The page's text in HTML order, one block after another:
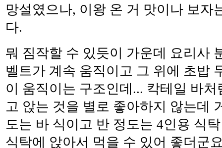
망설였으나, 이왕 온 거 맛이나 보자
다.
뭐 짐작할 수 있듯이 가운데 요리사
벨트가 계속 움직이고 그 위에 초밥
이 움직이는 구조인데... 칵테일 바
고 앉는 것을 별로 좋아하지 않는데
도는 바 식이고 반 정도는 4인용 식
식탁에 앉아서 먹을 수 있어 좋더군